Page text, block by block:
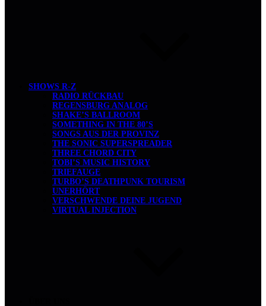
SHOWS R-Z
RADIO RÜCKBAU
REGENSBURG ANALOG
SHAKE’S BALLROOM
SOMETHING IN THE 80’S
SONGS AUS DER PROVINZ
THE SONIC SUPERSPREADER
THREE CHORD CITY
TOBI’S MUSIC HISTORY
TRIEFAUGE
TURBO’S DEATHPUNK TOURISM
UNERHÖRT
VERSCHWENDE DEINE JUGEND
VIRTUAL INJECTION